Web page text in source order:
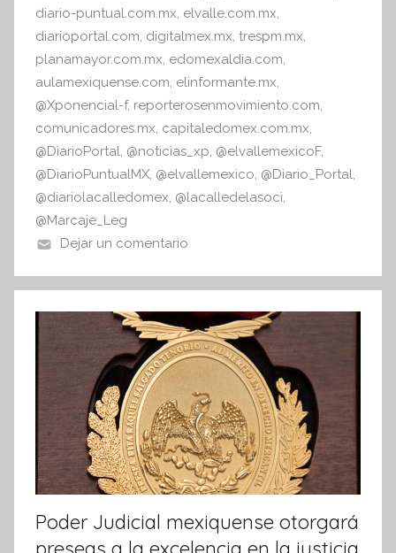
diario-puntual.com.mx, elvalle.com.mx,
diarioportal.com, digitalmex.mx, trespm.mx,
planamayor.com.mx, edomexaldia.com,
aulamexiquense.com, elinformante.mx,
@Xponencial-f, reporterosenmovimiento.com,
comunicadores.mx, capitaledomex.com.mx,
@DiarioPortal, @noticias_xp, @elvallemexicoF,
@DiarioPuntualMX, @elvallemexico, @Diario_Portal,
@diariolacalledomex, @lacalledelasoci,
@Marcaje_Leg
Dejar un comentario
Poder Judicial mexiquense otorgará